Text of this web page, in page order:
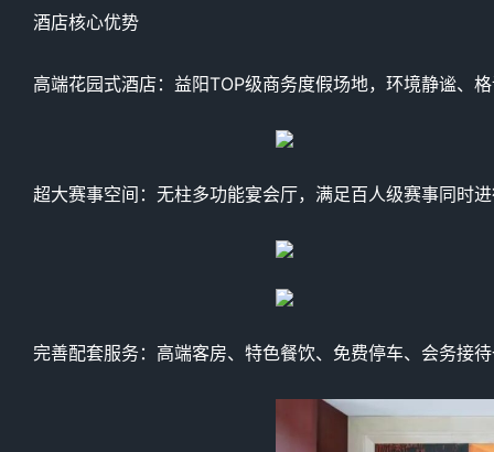
酒店核心优势
高端花园式酒店：益阳TOP级商务度假场地，环境静谧、
超大赛事空间：无柱多功能宴会厅，满足百人级赛事同时
完善配套服务：高端客房、特色餐饮、免费停车、会务接